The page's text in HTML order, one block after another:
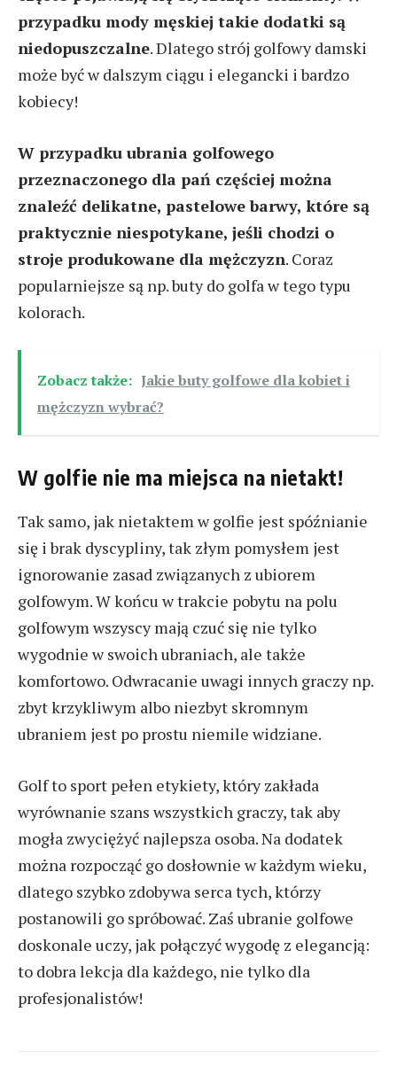
przypadku mody męskiej takie dodatki są
niedopuszczalne. Dlatego strój golfowy damski
może być w dalszym ciągu i elegancki i bardzo
kobiecy!
W przypadku ubrania golfowego
przeznaczonego dla pań częściej można
znaleźć delikatne, pastelowe barwy, które są
praktycznie niespotykane, jeśli chodzi o
stroje produkowane dla mężczyzn. Coraz
popularniejsze są np. buty do golfa w tego typu
kolorach.
Zobacz także: Jakie buty golfowe dla kobiet i
mężczyzn wybrać?
W golfie nie ma miejsca na nietakt!
Tak samo, jak nietaktem w golfie jest spóźnianie
się i brak dyscypliny, tak złym pomysłem jest
ignorowanie zasad związanych z ubiorem
golfowym. W końcu w trakcie pobytu na polu
golfowym wszyscy mają czuć się nie tylko
wygodnie w swoich ubraniach, ale także
komfortowo. Odwracanie uwagi innych graczy np.
zbyt krzykliwym albo niezbyt skromnym
ubraniem jest po prostu niemile widziane.
Golf to sport pełen etykiety, który zakłada
wyrównanie szans wszystkich graczy, tak aby
mogła zwyciężyć najlepsza osoba. Na dodatek
można rozpocząć go dosłownie w każdym wieku,
dlatego szybko zdobywa serca tych, którzy
postanowili go spróbować. Zaś ubranie golfowe
doskonale uczy, jak połączyć wygodę z elegancją:
to dobra lekcja dla każdego, nie tylko dla
profesjonalistów!